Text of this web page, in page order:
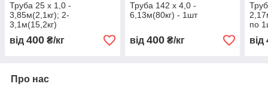
Труба 25 х 1,0 -
3,85м(2,1кг); 2-
3,1м(15,2кг)
від 400 ₴/кг
Труба 142 х 4,0 -
6,13м(80кг) - 1шт
від 400₴/кг
по
від
Про нас